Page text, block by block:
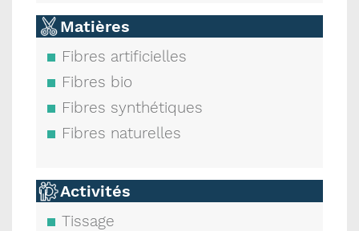
Matières
Fibres artificielles
Fibres bio
Fibres synthétiques
Fibres naturelles
Activités
Tissage